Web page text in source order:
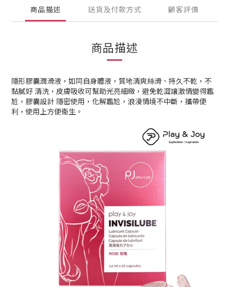
商品描述 送貨及付款方式 顧客評價
商品描述
隱形膠囊潤滑液，如同自身體液，質地清爽絲滑、持久不乾，不
黏膩好 清洗，皮膚吸收可幫助光亮細緻，避免乾澀讓激情變得尷
尬，膠囊設計 隱密使用，化解尷尬，浪漫情境不中斷，攜帶便
利，使用上方便衛生。